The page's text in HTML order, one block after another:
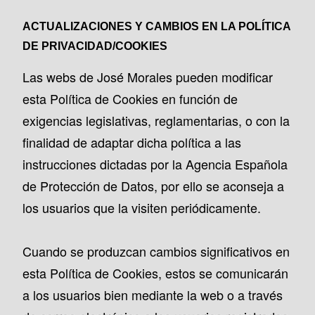
ACTUALIZACIONES Y CAMBIOS EN LA POLÍTICA
DE PRIVACIDAD/COOKIES
Las webs de José Morales pueden modificar
esta Política de Cookies en función de
exigencias legislativas, reglamentarias, o con la
finalidad de adaptar dicha política a las
instrucciones dictadas por la Agencia Española
de Protección de Datos, por ello se aconseja a
los usuarios que la visiten periódicamente.
Cuando se produzcan cambios significativos en
esta Política de Cookies, estos se comunicarán
a los usuarios bien mediante la web o a través